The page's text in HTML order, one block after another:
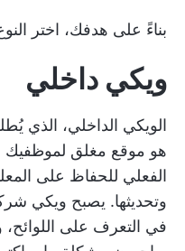
بناءً على هدفك، اختر
ويكي داخلي
الويكي الداخلي، الذي
هو موقع مغلق لموظفيك
الفعلي للحفاظ على
وتحديثها. يصبح ويكي
في التعرف على